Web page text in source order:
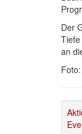
Der
an